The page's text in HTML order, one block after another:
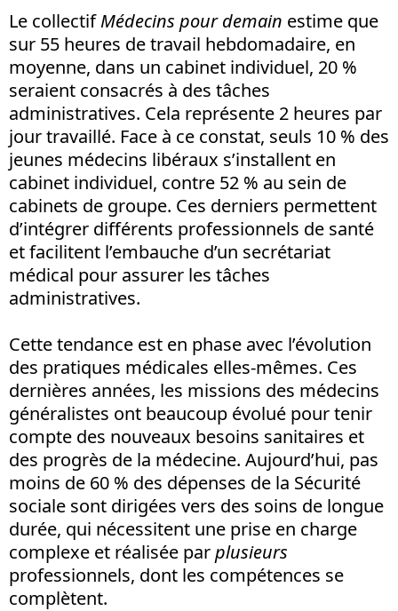
Le collectifMédecins pour demain estime que
sur 55 heures de travail hebdomadaire, en
moyenne, dans un cabinet individuel, 20 %
seraient consacrés à des tâches
administratives. Cela représente 2 heures par
jour travaillé. Face à ce constat, seuls 10 % des
jeunes médecins libéraux s’installent en
cabinet individuel, contre 52 % au sein de
cabinets de groupe. Ces derniers permettent
d’intégrer différents professionnels de santé
et facilitent l’embauche d’un secrétariat
médical pour assurer les tâches
administratives.
Cette tendance est en phase avec l’évolution
des pratiques médicales elles-mêmes. Ces
dernières années, les missions des médecins
généralistes ont beaucoup évolué pour tenir
compte des nouveaux besoins sanitaires et
des progrès de la médecine. Aujourd’hui, pas
moins de 60 % des dépenses de la Sécurité
sociale sont dirigées vers des soins de longue
durée, qui nécessitent une prise en charge
complexe et réalisée parplusieurs
professionnels, dont les compétences se
complètent.